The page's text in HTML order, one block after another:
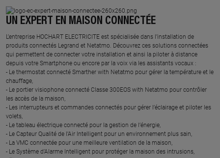
UN EXPERT EN MAISON CONNECTÉE
L’entreprise HOCHART ELECTRICITE est spécialisée dans l’installation de
produits connectés Legrand et Netatmo. Découvrez ces solutions connectées
qui permettent de connecter votre installation et ainsi la piloter à distance
depuis votre Smartphone ou encore par la voix via les assistants vocaux :
- Le thermostat connecté Smarther with Netatmo pour gérer la température et le
chauffage,
- Le portier visiophone connecté Classe 300EOS with Netatmo pour contrôler
les accès de la maison,
- Les interrupteurs et commandes connectés pour gérer l’éclairage et piloter les
volets,
- Le tableau électrique connecté pour la gestion de l’énergie,
- Le Capteur Qualité de l’Air Intelligent pour un environnement plus sain,
- La VMC connectée pour une meilleure ventilation de la maison,
- Le Système d’Alarme Intelligent pour protéger la maison des intrusions,